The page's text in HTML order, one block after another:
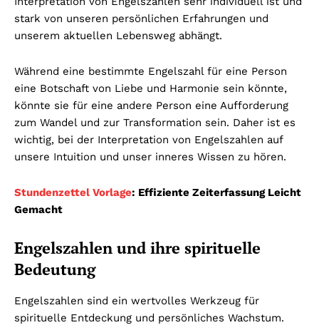
stark von unseren persönlichen Erfahrungen und
unserem aktuellen Lebensweg abhängt.
Während eine bestimmte Engelszahl für eine Person
eine Botschaft von Liebe und Harmonie sein könnte,
könnte sie für eine andere Person eine Aufforderung
zum Wandel und zur Transformation sein. Daher ist es
wichtig, bei der Interpretation von Engelszahlen auf
unsere Intuition und unser inneres Wissen zu hören.
Stundenzettel Vorlage: Effiziente Zeiterfassung Leicht
Gemacht
Engelszahlen und ihre spirituelle
Bedeutung
Engelszahlen sind ein wertvolles Werkzeug für
spirituelle Entdeckung und persönliches Wachstum.